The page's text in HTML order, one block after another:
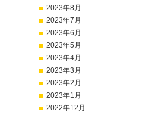
2023年8月
2023年7月
2023年6月
2023年5月
2023年4月
2023年3月
2023年2月
2023年1月
2022年12月